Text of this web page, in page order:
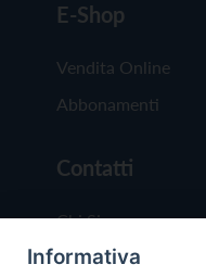
E-Shop
Vendita Online
Abbonamenti
Contatti
Chi Siamo
Redazione
Informativa